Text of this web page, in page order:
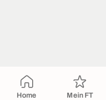
Home Mein FT